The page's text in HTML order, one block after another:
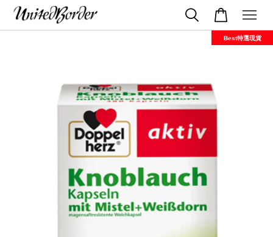
Best特選現貨